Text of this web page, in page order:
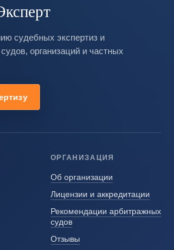
судебных экспертиз и
организаций и частных
ОРГАНИЗАЦИЯ
Об организации
Лицензии и аккредитации
Рекомендации арбитражных
судов
Отзывы